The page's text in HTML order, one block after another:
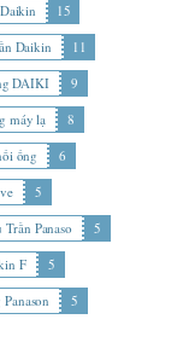
15
Daikin
11
DAIKI
9
máy lạ
8
ống
6
5
Panaso
5
F
5
5